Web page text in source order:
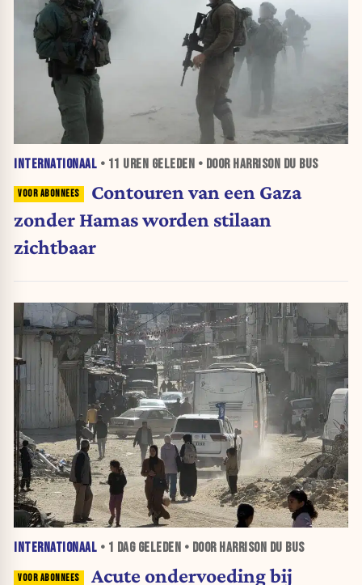
INTERNATIONAAL • 11 UREN GELEDEN • DOOR HARRISON DU BUS
Contouren van een Gaza
zonder Hamas worden stilaan
zichtbaar
INTERNATIONAAL • 1 DAGGELEDEN • DOOR HARRISON DU BUS
Acute ondervoeding bij